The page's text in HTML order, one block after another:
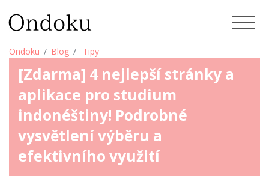
Ondoku Blog Tipy
[Zdarma] 4 nejlepší stránky a
aplikace pro studium
indonéštiny! Podrobné
vysvětlení výběru a
efektivního využití